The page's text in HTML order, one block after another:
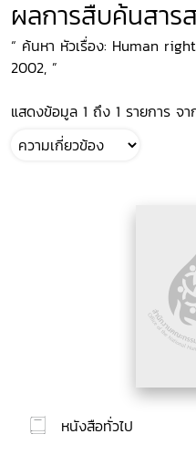
ผลการสืบค้นสาร
“ ค้นหา หัวเรื่อง: Human
2002, ”
แสดงข้อมูล 1 ถึง 1 รายการ จ
หนังสือทั่วไป